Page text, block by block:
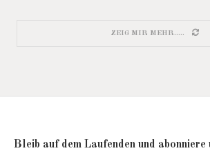
ZEIG MIR MEHR.....
Bleib auf dem Laufenden und abonniere